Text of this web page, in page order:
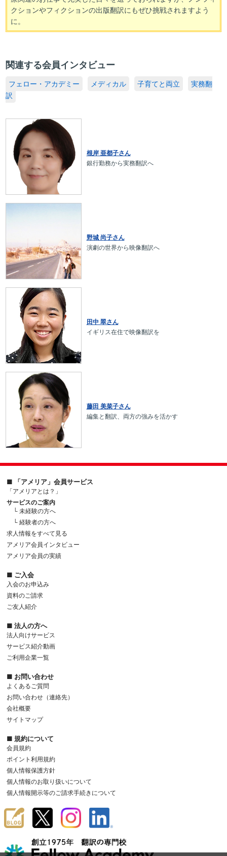
クションやフィクションの出版翻訳にもぜひ挑戦されますよう
に。
関連する会員インタビュー
フェロー・アカデミー メディカル 子育てと両立
実務翻
訳
根岸 亜都子さん
銀行勤務から実務翻訳へ
野城 尚子さん
演劇の世界から映像翻訳へ
田中 翠さん
イギリス在住で映像翻訳を
藤田 美菜子さん
編集と翻訳、両方の強みを活かす
■ 「アメリア」会員サービス
「アメリアとは？」
サービスのご案内
└ 未経験の方へ
└ 経験者の方へ
求人情報をすべて見る
アメリア会員インタビュー
アメリア会員の実績
■ ご入会
入会のお申込み
資料のご請求
ご友人紹介
■ 法人の方へ
法人向けサービス
サービス紹介動画
ご利用企業一覧
■ お問い合わせ
よくあるご質問
お問い合わせ（連絡先）
会社概要
サイトマップ
■ 規約について
会員規約
ポイント利用規約
個人情報保護方針
個人情報のお取り扱いについて
個人情報開示等のご請求手続きについて